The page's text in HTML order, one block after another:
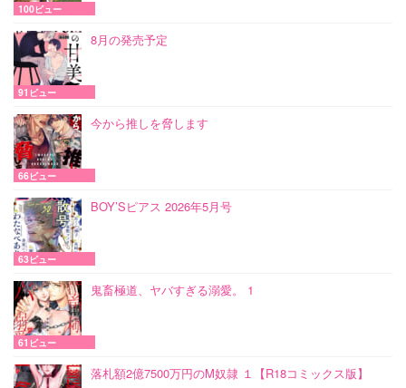
100ビュー
8月の発売予定
91ビュー
今から推しを脅します
66ビュー
BOY’Sピアス 2026年5月号
63ビュー
鬼畜極道、ヤバすぎる溺愛。 1
61ビュー
落札額2億7500万円のM奴隷 １【R18コミックス版】